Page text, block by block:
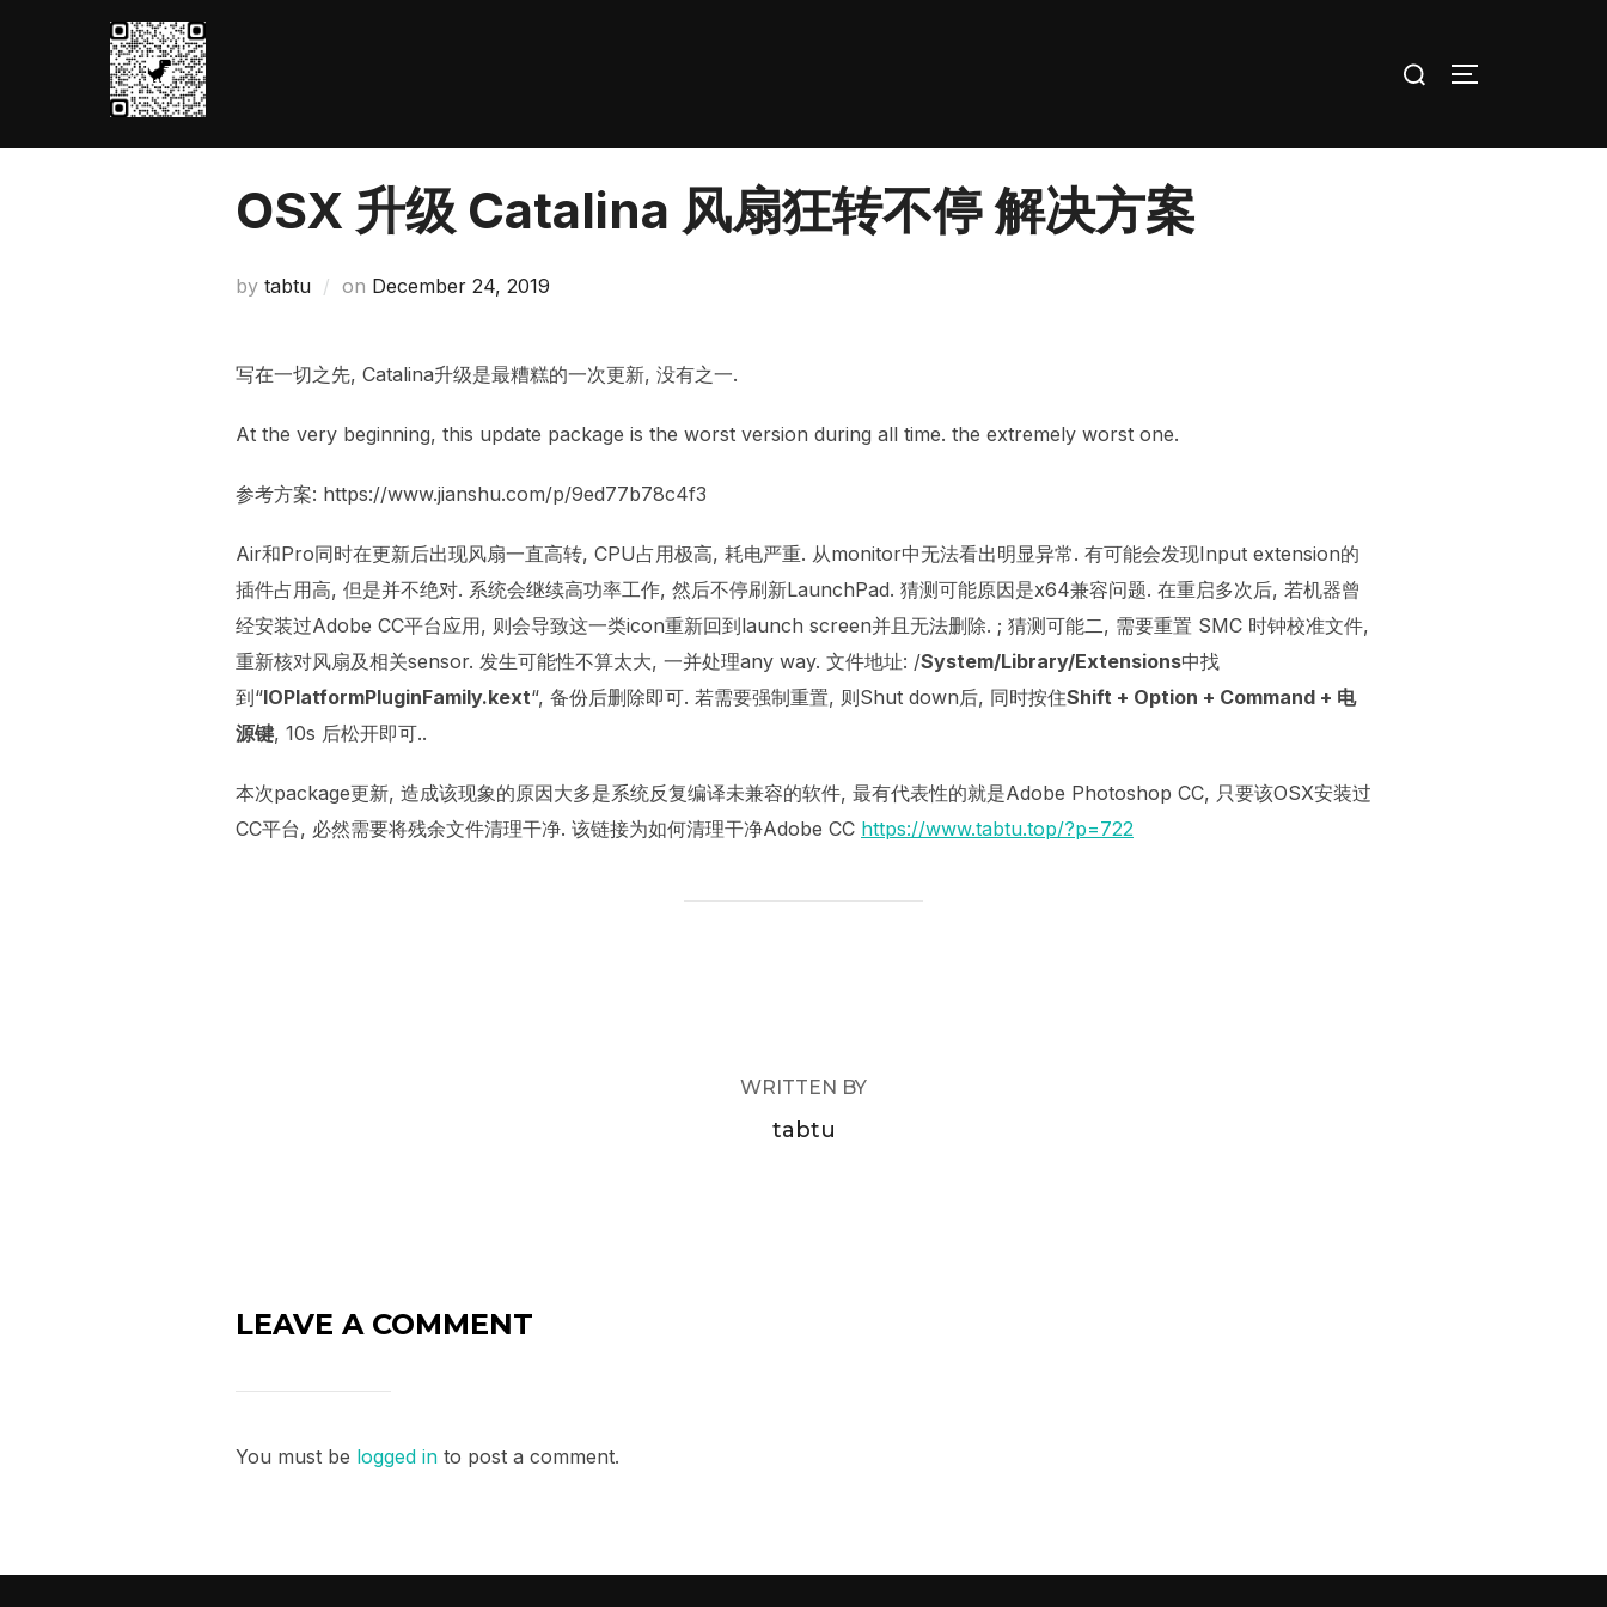
for:
TOGGLE
OSX 升级 Catalina 风扇狂转不停 解决方案
by tabtu on Posted
December 24, 2019
写在一切之先, Catalina升级是最糟糕的一次更新, 没有之一.
At the very beginning, this update package is the worst version during all time. the extremely worst one.
参考方案: https://www.jianshu.com/p/9ed77b78c4f3
Air和Pro同时在更新后出现风扇一直高转, CPU占用极高, 耗电严重. 从monitor中无法看出明显异常. 有可能会发现Input extension的
插件占用高, 但是并不绝对. 系统会继续高功率工作, 然后不停刷新LaunchPad. 猜测可能原因是x64兼容问题. 在重启多次后, 若机器曾
经安装过Adobe CC平台应用, 则会导致这一类icon重新回到launch screen并且无法删除. ; 猜测可能二, 需要重置 SMC 时钟校准文件,
重新核对风扇及相关sensor. 发生可能性不算太大, 一并处理any way. 文件地址: /System/Library/Extensions中找
到“IOPlatformPluginFamily.kext“, 备份后删除即可. 若需要强制重置, 则Shut down后, 同时按住Shift + Option + Command + 电
源键, 10s 后松开即可..
本次package更新, 造成该现象的原因大多是系统反复编译未兼容的软件, 最有代表性的就是Adobe Photoshop CC, 只要该OSX安装过
CC平台, 必然需要将残余文件清理干净. 该链接为如何清理干净Adobe CC https://www.tabtu.top/?p=722
WRITTEN BY
tabtu
LEAVE A COMMENT
You must be logged in to post a comment.